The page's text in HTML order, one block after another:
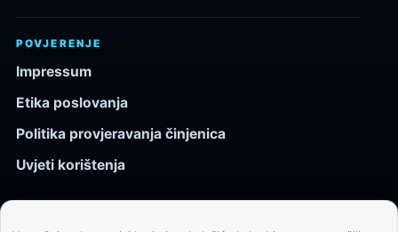
POVJERENJE
Impressum
Etika poslovanja
Politika provjeravanja činjenica
Uvjeti korištenja